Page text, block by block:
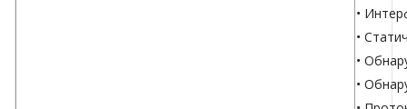
•
•
•
•